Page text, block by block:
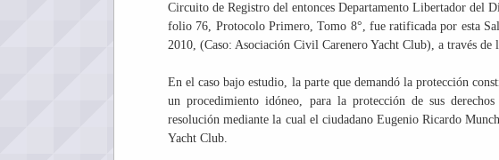
Circuito de Registro del entonces Departamento Libertador del
folio 76, Protocolo Primero, Tomo 8°, fue ratificada por esta
2010, (Caso: Asociación Civil Carenero Yacht Club), a través de
En el caso bajo estudio, la parte que demandó la protección
un procedimiento idóneo, para la protección de sus
resolución mediante la cual el ciudadano Eugenio Ricardo
Yacht Club.